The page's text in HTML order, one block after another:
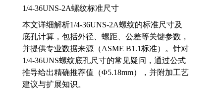
1/4-36UNS-2A螺纹标准尺寸
本文详细解析1/4-36UNS-2A螺纹的标准尺寸及
底孔计算，包括外径、螺距、公差等关键参数，
并提供专业数据来源（ASME B1.1标准）。针对
1/4-36UNS螺纹底孔尺寸的常见疑问，通过公式
推导给出精确推荐值（Φ5.18mm），并附加工艺
建议与扩展知识。